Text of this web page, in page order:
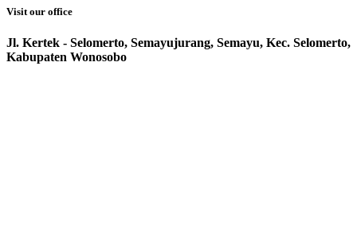
Visit our office
Jl. Kertek - Selomerto, Semayujurang, Semayu, Kec. Selomerto,
Kabupaten Wonosobo